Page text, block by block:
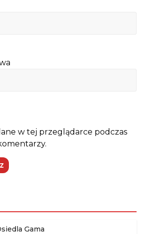
w tej przeglądarce podczas
Gama